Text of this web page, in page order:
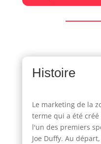
Histoire
Le marketing de la
terme qui a été
l'un des premiers
Joe Duffy. Au